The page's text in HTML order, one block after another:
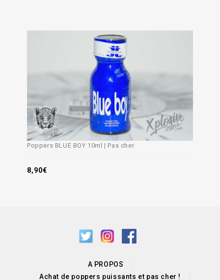
Poppers BLUE BOY 10ml | Pas cher
8,90€
A PROPOS
Achat de poppers puissants et pas cher !